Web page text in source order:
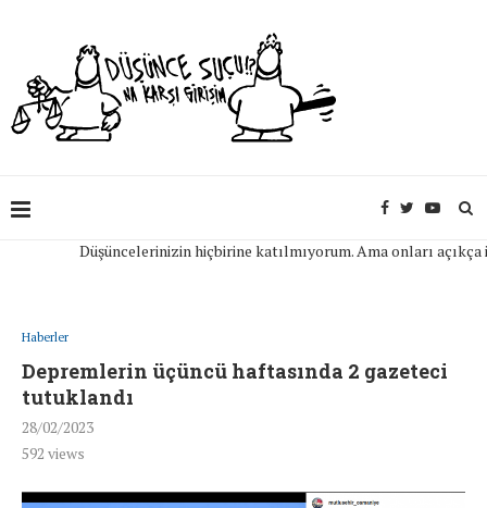
Düşüncelerinizin hiçbirine katılmıyorum. Ama onları açıkça
Haberler
Depremlerin üçüncü haftasında 2 gazeteci
tutuklandı
28/02/2023
592 views